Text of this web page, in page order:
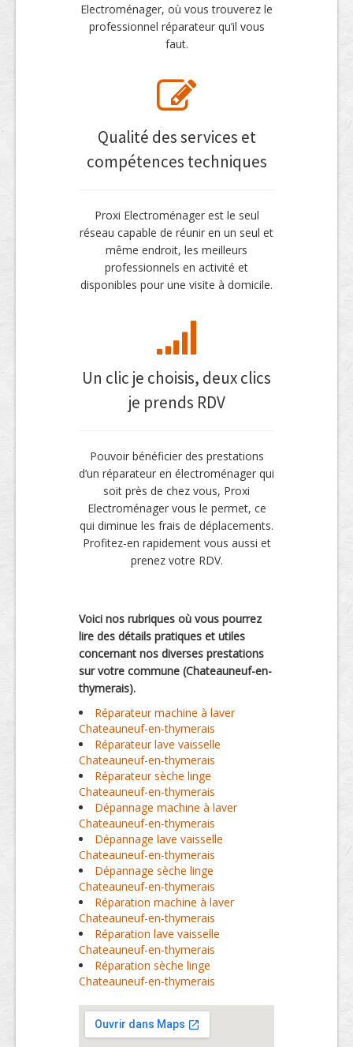
Electroménager, où vous trouverez le
professionnel réparateur qu’il vous
faut.
Qualité des services et
compétences techniques
Proxi Electroménager est le seul
réseau capable de réunir en un seul et
même endroit, les meilleurs
professionnels en activité et
disponibles pour une visite à domicile.
Un clic je choisis, deux clics
je prends RDV
Pouvoir bénéficier des prestations
d’un réparateur en électroménager qui
soit près de chez vous, Proxi
Electroménager vous le permet, ce
qui diminue les frais de déplacements.
Profitez-en rapidement vous aussi et
prenez votre RDV.
Voici nos rubriques où vous pourrez
lire des détails pratiques et utiles
concernant nos diverses prestations
sur votre commune (Chateauneuf-en-
thymerais).
Réparateur machine à laver
Chateauneuf-en-thymerais
Réparateur lave vaisselle
Chateauneuf-en-thymerais
Réparateur sèche linge
Chateauneuf-en-thymerais
Dépannage machine à laver
Chateauneuf-en-thymerais
Dépannage lave vaisselle
Chateauneuf-en-thymerais
Dépannage sèche linge
Chateauneuf-en-thymerais
Réparation machine à laver
Chateauneuf-en-thymerais
Réparation lave vaisselle
Chateauneuf-en-thymerais
Réparation sèche linge
Chateauneuf-en-thymerais